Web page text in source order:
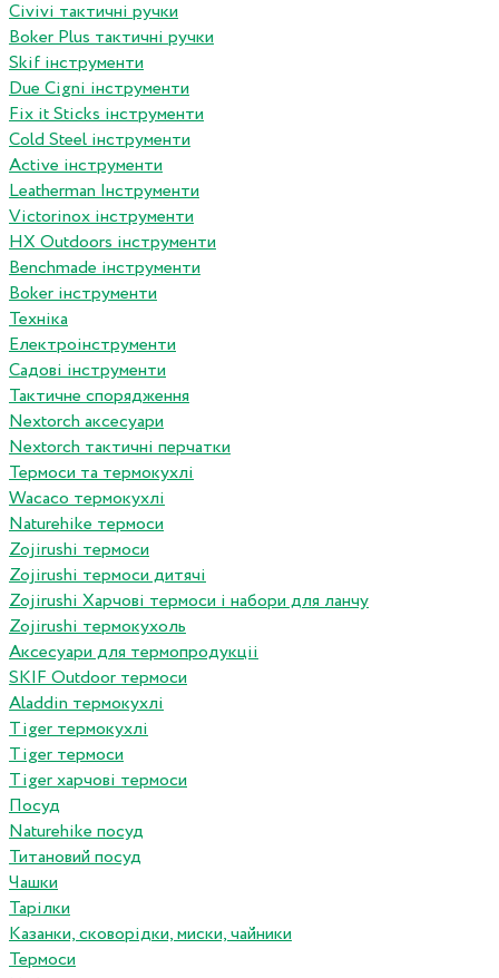
Сivivi тактичні ручки
Boker Plus тактичні ручки
Skif інструменти
Due Cigni інструменти
Fix it Sticks інструменти
Сold Steel інструменти
Active інструменти
Leatherman Інструменти
Victorinox інструменти
HX Outdoors інструменти
Benchmade інструменти
Boker інструменти
Техніка
Електроінструменти
Садові інструменти
Тактичне спорядження
Nextorch аксесуари
Nextorch тактичні перчатки
Термоси та термокухлі
Wacaco термокухлі
Naturehike термоси
Zojirushi термоси
Zojirushi термоси дитячі
Zojirushi Харчові термоси і набори для ланчу
Zojirushi термокухоль
Аксесуари для термопродукціі
SKIF Outdoor термоси
Aladdin термокухлі
Tiger термокухлі
Tiger термоси
Tiger харчові термоси
Посуд
Naturehike посуд
Титановий посуд
Чашки
Тарілки
Казанки, сковорідки, миски, чайники
Термоси